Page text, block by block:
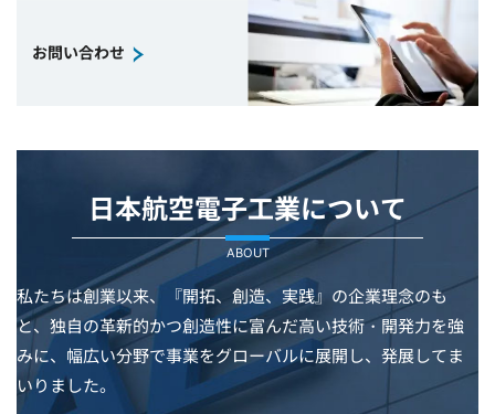
お問い合わせ
日本航空電子工業について
ABOUT
私たちは創業以来、『開拓、創造、実践』の企業理念のも
と、独自の革新的かつ創造性に富んだ高い技術・開発力を強
みに、幅広い分野で事業をグローバルに展開し、発展してま
いりました。